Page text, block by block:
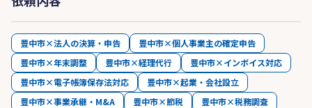
豊中市×法人の決算・申告
豊中市×個人事業主の確定申告
豊中市×年末調整
豊中市×経理代行
豊中市×インボイス対応
豊中市×電子帳簿保存法対応
豊中市×起業・会社設立
豊中市×事業承継・M&A
豊中市×節税
豊中市×税務調査